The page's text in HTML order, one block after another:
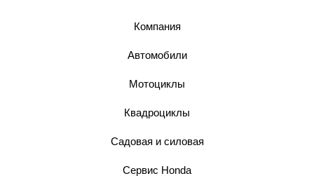
Компания
Автомобили
Мотоциклы
Квадроциклы
Садовая и силовая
Сервис Honda